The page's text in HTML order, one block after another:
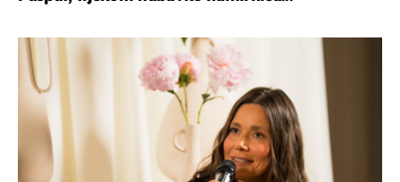
moda & ljepota